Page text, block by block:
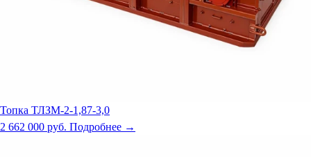
Топка ТЛЗМ-2-1,87-3,0
2 662 000 руб. Подробнее →